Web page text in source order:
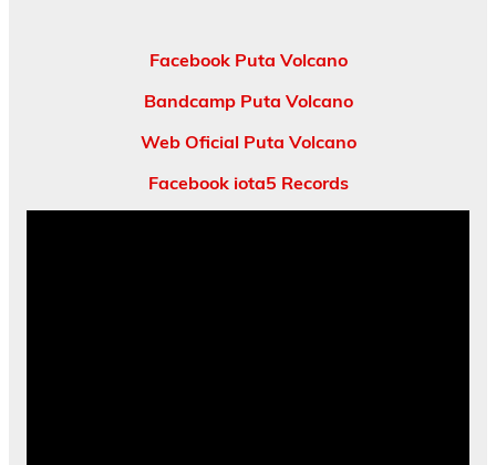
Facebook Puta Volcano
Bandcamp Puta Volcano
Web Oficial Puta Volcano
Facebook iota5 Records